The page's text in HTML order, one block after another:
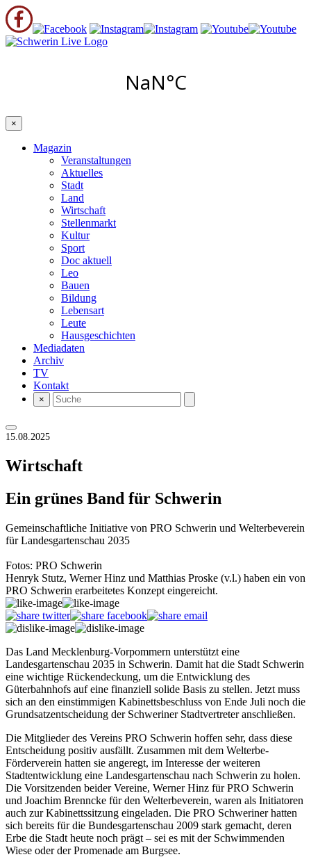
×
Magazin
Veranstaltungen
Aktuelles
Stadt
Land
Wirtschaft
Stellenmarkt
Kultur
Sport
Doc aktuell
Leo
Bauen
Bildung
Lebensart
Leute
Hausgeschichten
Mediadaten
Archiv
TV
Kontakt
×
15.08.2025
Wirtschaft
Ein grünes Band für Schwerin
Gemeinschaftliche Initiative von PRO Schwerin und Welterbeverein
für Landesgartenschau 2035
Fotos: PRO Schwerin
Henryk Stutz, Werner Hinz und Matthias Proske (v.l.) haben ein von
PRO Schwerin erarbeitetes Konzept eingereicht.
Das Land Mecklenburg-Vorpommern unterstützt eine
Landesgartenschau 2035 in Schwerin. Damit hat die Stadt Schwerin
eine wichtige Rückendeckung, um die Entwicklung des
Güterbahnhofs auf eine finanziell solide Basis zu stellen. Jetzt muss
sich an den einstimmigen Kabinettsbeschluss von Ende Juli noch die
Grundsatzentscheidung der Schweriner Stadtvertreter anschließen.
Die Mitglieder des Vereins PRO Schwerin hoffen sehr, dass diese
Entscheidung positiv ausfällt. Zusammen mit dem Welterbe-
Förderverein hatten sie angeregt, im Interesse der weiteren
Stadtentwicklung eine Landesgartenschau nach Schwerin zu holen.
Die Vorsitzenden beider Vereine, Werner Hinz für PRO Schwerin
und Joachim Brenncke für den Welterbeverein, waren als Initiatoren
auch zur Kabinettssitzung eingeladen. Die PRO Schweriner hatten
sich bereits für die Bundesgartenschau 2009 stark gemacht, deren
Erbe die Stadt heute noch prägt – sei es mit der Schwimmenden
Wiese oder der Promenade am Burgsee.